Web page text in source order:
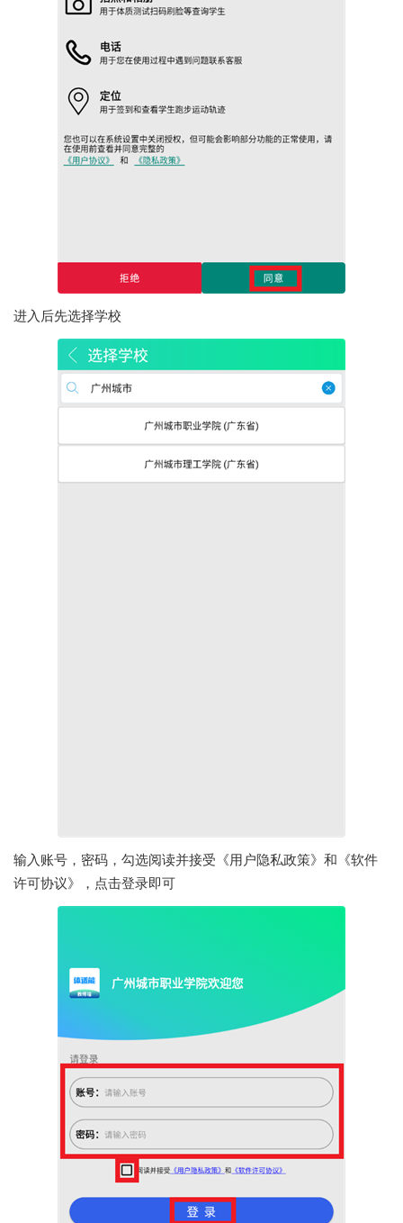
进入后先选择学校
输入账号，密码，勾选阅读并接受《用户隐私政策》和《软件
许可协议》，点击登录即可